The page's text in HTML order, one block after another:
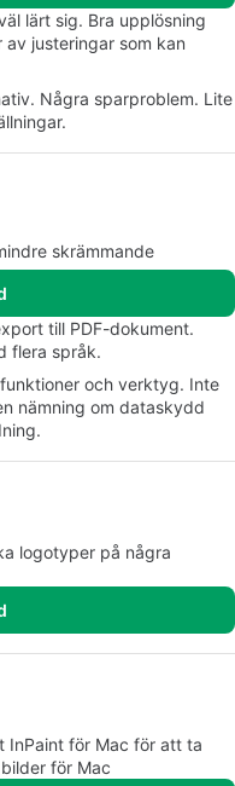
lärt sig. Bra upplösning
justeringar som kan
Några sparproblem. Lite
skrämmande
till PDF-dokument.
flera språk.
och verktyg. Inte
nämning om dataskydd
logotyper på några
InPaint för Mac för att ta
för Mac